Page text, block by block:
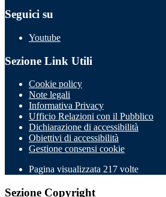
Seguici su
Youtube
Sezione Link Utili
Cookie policy
Note legali
Informativa Privacy
Ufficio Relazioni con il Pubblico
Dichiarazione di accessibilità
Obiettivi di accessibilità
Gestione consensi cookie
Pagina visualizzata 217 volte
Sezione Copyright